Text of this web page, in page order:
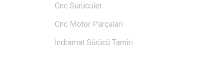
Cnc Sürücüler
Cnc Motor Parçaları
İndramat Sürücü Tamiri